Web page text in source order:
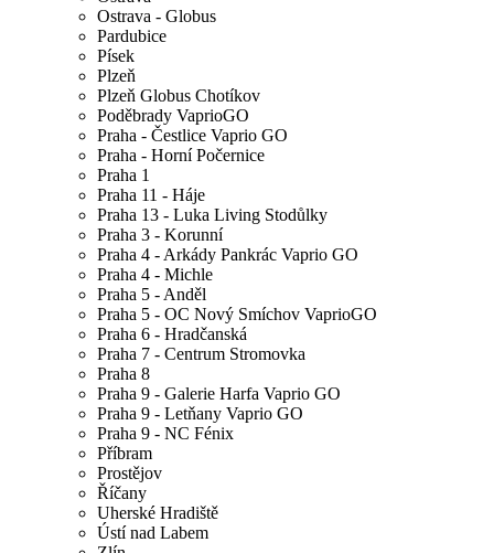
Ostrava - Globus
Pardubice
Písek
Plzeň
Plzeň Globus Chotíkov
Poděbrady VaprioGO
Praha - Čestlice Vaprio GO
Praha - Horní Počernice
Praha 1
Praha 11 - Háje
Praha 13 - Luka Living Stodůlky
Praha 3 - Korunní
Praha 4 - Arkády Pankrác Vaprio GO
Praha 4 - Michle
Praha 5 - Anděl
Praha 5 - OC Nový Smíchov VaprioGO
Praha 6 - Hradčanská
Praha 7 - Centrum Stromovka
Praha 8
Praha 9 - Galerie Harfa Vaprio GO
Praha 9 - Letňany Vaprio GO
Praha 9 - NC Fénix
Příbram
Prostějov
Říčany
Uherské Hradiště
Ústí nad Labem